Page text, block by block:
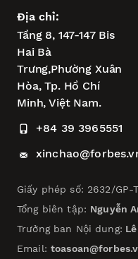
Địa chỉ:
Tầng 8, 147-147 Bis
Hai Bà
Trưng,Phường Xuân
Hòa,Tp. Hồ Chí
Minh, Việt Nam.
+84 39 3965551
Giấy phép số: 2632/GP-
Tổng biên tập: Nguyễn
Trưởng ban Nội dung:
Email: